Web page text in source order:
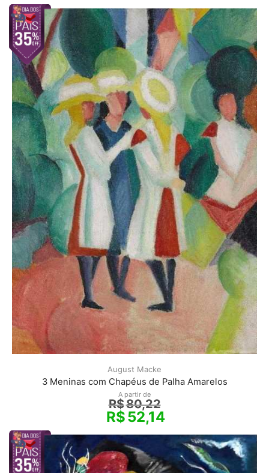
August Macke
3 Meninas com Chapéus de Palha Amarelos
A partir de
R$80,22
R$52,14